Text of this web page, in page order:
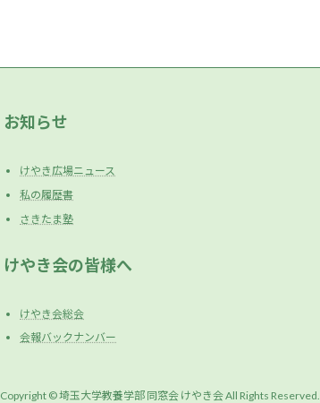
お知らせ
けやき広場ニュース
私の履歴書
さきたま塾
けやき会の皆様へ
けやき会総会
会報バックナンバー
Copyright © 埼玉大学教養学部 同窓会 けやき会 All Rights Reserved.